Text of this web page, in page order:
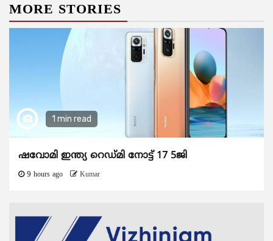
MORE STORIES
1 min read
ഷവോമി ഇന്ത്യ റെഡ്മി നോട്ട് 17 5ജി
9 hours ago Kumar